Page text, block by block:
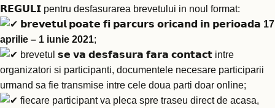
𝗥𝗘𝗚𝗨𝗟𝗜 pentru desfasurarea brevetului in noul format:
𝗯𝗿𝗲𝘃𝗲𝘁𝘂𝗹 𝗽𝗼𝗮𝘁𝗲 𝗳𝗶 𝗽𝗮𝗿𝗰𝘂𝗿𝘀 𝗼𝗿𝗶𝗰𝗮𝗻𝗱 𝗶𝗻 𝗽𝗲𝗿𝗶𝗼𝗮𝗱𝗮 17
aprilie – 1 iunie 2021;
brevetul 𝘀𝗲 𝘃𝗮 𝗱𝗲𝘀𝗳𝗮𝘀𝘂𝗿𝗮 𝗳𝗮𝗿𝗮 𝗰𝗼𝗻𝘁𝗮𝗰𝘁 intre
organizatori si participanti, documentele necesare participarii
urmand sa fie transmise intre cele doua parti doar online;
fiecare participant va pleca spre traseu direct de acasa,